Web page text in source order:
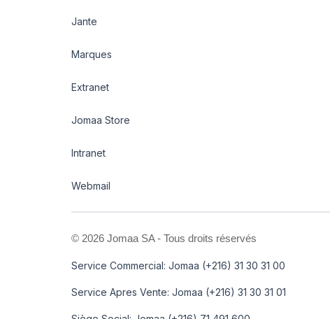
Jante
Marques
Extranet
Jomaa Store
Intranet
Webmail
© 2026 Jomaa SA - Tous droits réservés
Service Commercial: Jomaa (+216) 31 30 31 00
Service Apres Vente: Jomaa (+216) 31 30 31 01